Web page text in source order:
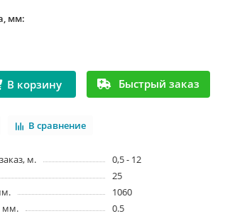
мм:
В корзину Быстрый заказ
В сравнение
м.
0,5 - 12
25
1060
мм.
0.5